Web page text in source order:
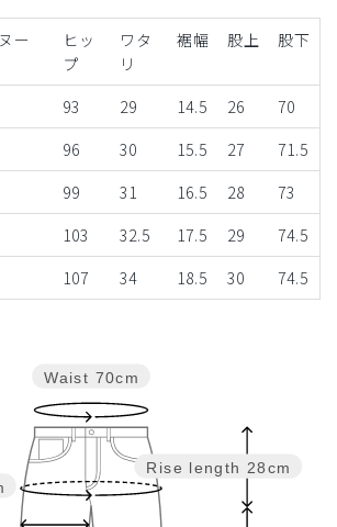
ー
ヒッ
プ
ワタ
リ
裾幅 股上 股下
93 29 14.5 26
70
96 30 15.5 27
71.5
99 31 16.5 28
73
103 32.5 17.5 29
74.5
107 34 18.5 30 74.5
Rise length 28cm
Waist 70cm